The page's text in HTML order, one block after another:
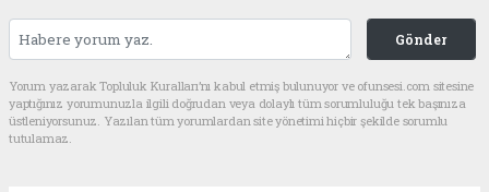
Gönder
Yorum yazarak Topluluk Kuralları’nı kabul etmiş bulunuyor ve ofunsesi.com sitesine
yaptığınız yorumunuzla ilgili doğrudan veya dolaylı tüm sorumluluğu tek başınıza
üstleniyorsunuz. Yazılan tüm yorumlardan site yönetimi hiçbir şekilde sorumlu
tutulamaz.